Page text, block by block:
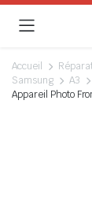
Accueil
Samsung
A3
Appareil Photo